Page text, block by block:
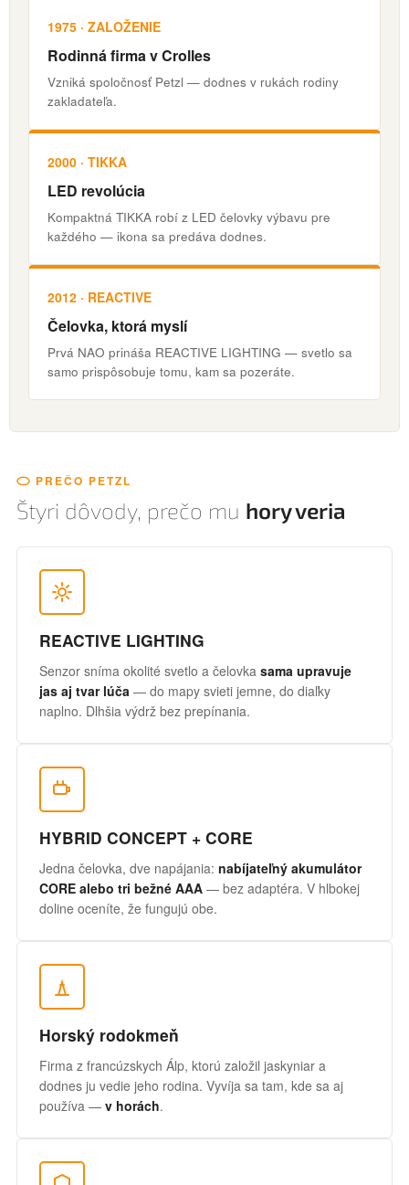
1975 · ZALOŽENIE
Rodinná firma v Crolles
Vzniká spoločnosť Petzl — dodnes v rukách rodiny
zakladateľa.
2000 · TIKKA
LED revolúcia
Kompaktná TIKKA robí z LED čelovky výbavu pre
každého — ikona sa predáva dodnes.
2012 · REACTIVE
Čelovka, ktorá myslí
Prvá NAO prináša REACTIVE LIGHTING — svetlo sa
samo prispôsobuje tomu, kam sa pozeráte.
PREČO PETZL
Štyri dôvody, prečo mu hory veria
REACTIVE LIGHTING
Senzor sníma okolité svetlo a čelovka sama upravuje
jas aj tvar lúča — do mapy svieti jemne, do diaľky
naplno. Dlhšia výdrž bez prepínania.
HYBRID CONCEPT + CORE
Jedna čelovka, dve napájania: nabíjateľný akumulátor
CORE alebo tri bežné AAA — bez adaptéra. V hlbokej
doline oceníte, že fungujú obe.
Horský rodokmeň
Firma z francúzskych Álp, ktorú založil jaskyniar a
dodnes ju vedie jeho rodina. Vyvíja sa tam, kde sa aj
používa — v horách.